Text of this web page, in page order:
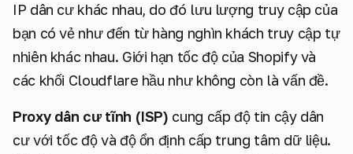
IP dân cư khác nhau, do đó lưu lượng truy cập của
bạn có vẻ như đến từ hàng nghìn khách truy cập tự
nhiên khác nhau. Giới hạn tốc độ của Shopify và
các khối Cloudflare hầu như không còn là vấn đề.
Proxy dân cư tĩnh (ISP) cung cấp độ tin cậy dân
cư với tốc độ và độ ổn định cấp trung tâm dữ liệu.